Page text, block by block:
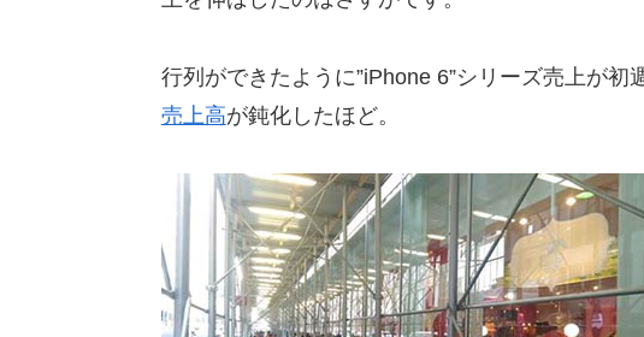
行列ができたように”iPhone 6”シリーズ売上が初
売上高が鈍化したほど。